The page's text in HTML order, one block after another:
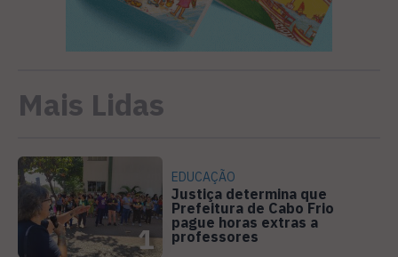
Mais Lidas
1
EDUCAÇÃO
Justiça determina que
Prefeitura de Cabo Frio
pague horas extras a
professores